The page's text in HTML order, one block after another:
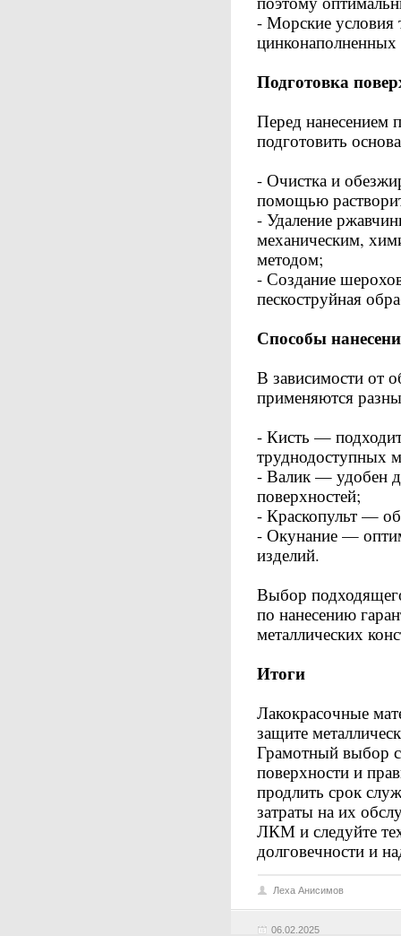
- Морские условия
Подготовка
Перед нанесением
подготовить
- Очистка и
помощью
- Удаление
механическим,
методом;
- Создание
пескоструйная
Способы
В зависимости от
применяются
- Кисть —
труднодоступных
- Валик — удобен
поверхностей;
- Краскопульт —
- Окунание —
изделий.
Выбор
по нанесению
металлических
Итоги
Лакокрасочные
защите
Грамотный выбор
поверхности и
продлить срок
затраты на их
ЛКМ и следуйте
долговечности и
06.02.2025
Леха Анисимов